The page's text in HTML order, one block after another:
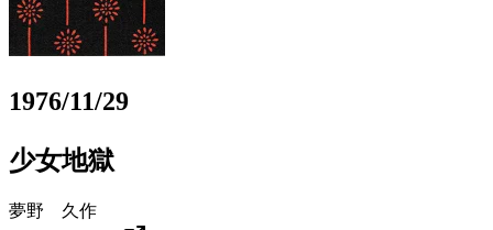
1976/11/29
少女地獄
夢野 久作